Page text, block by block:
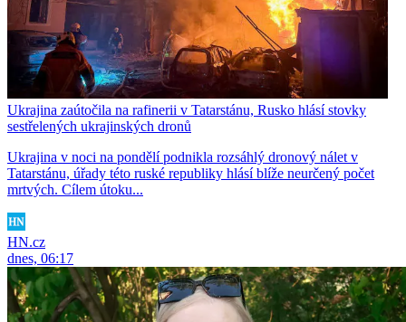
Ukrajina zaútočila na rafinerii v Tatarstánu, Rusko hlásí stovky
sestřelených ukrajinských dronů
Ukrajina v noci na pondělí podnikla rozsáhlý dronový nálet v
Tatarstánu, úřady této ruské republiky hlásí blíže neurčený počet
mrtvých. Cílem útoku...
HN.cz
dnes, 06:17